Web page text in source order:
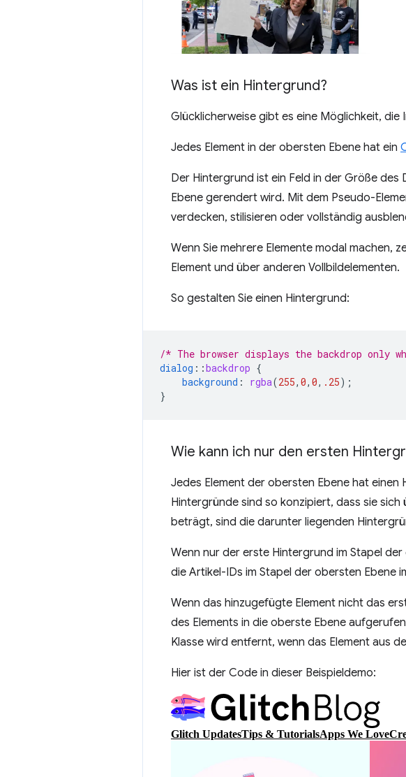
Was ist ein Hintergrund?
Glücklicherweise gibt es eine Möglichkeit,
Jedes Element in der obersten Ebene hat ein
Der Hintergrund ist ein Feld in der Größe
Ebene gerendert wird. Mit dem Pseudo-
verdecken, stilisieren oder vollständig
Wenn Sie mehrere Elemente modal
Element und über anderen Vollbildelementen.
So gestalten Sie einen Hintergrund:
/* The browser displays the backdrop only
dialog ::backdrop {
background : rgba(255, 0, 0, .25);
}
Wie kann ich nur den ersten
Jedes Element der obersten Ebene hat
Hintergründe sind so konzipiert, dass sie
beträgt, sind die darunter liegenden
Wenn nur der erste Hintergrund im Stapel
die Artikel-IDs im Stapel der obersten Ebene
Wenn das hinzugefügte Element nicht das
des Elements in die oberste Ebene
Klasse wird entfernt, wenn das Element aus
Hier ist der Code in dieser Beispieldemo: